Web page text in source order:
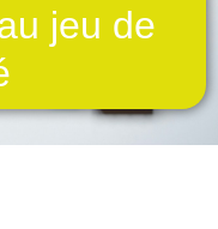
jeu de